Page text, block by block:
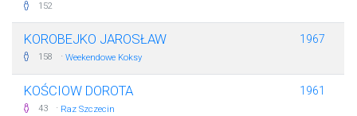
152
KOROBEJKO JAROSŁAW
158 · Weekendowe Koksy
1967
KOŚCIOW DOROTA
43 · Raz Szczecin
1961